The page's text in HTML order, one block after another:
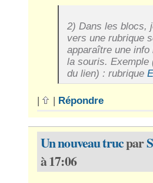
2) Dans les blocs,
vers une rubrique
apparaître une
la souris. Exemple
du lien) : rubrique
| | Répondre
Un nouveau trucpar
à 17:06